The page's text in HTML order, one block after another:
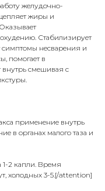
желудочно-
жиры и
Стабилизирует
симптомы несварения и
помогает в
смешивая с
применение внутрь
в органах малого таза и
2 капли. Время
холодных 3-5.[/attention]